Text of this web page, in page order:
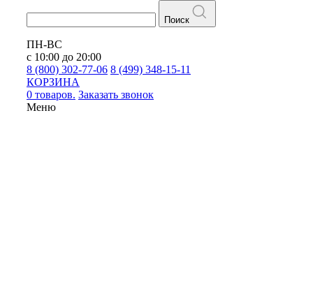
Поиск
ПН-ВС
с 10:00 до 20:00
8 (800) 302-77-06 8 (499) 348-15-11
КОРЗИНА
0 товаров. Заказать звонок
Меню